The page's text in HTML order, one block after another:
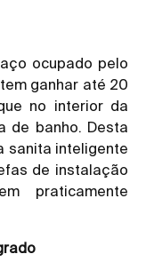
ocupado pelo
ganhar até 20
no interior da
de banho. Desta
sanita inteligente
de instalação
praticamente